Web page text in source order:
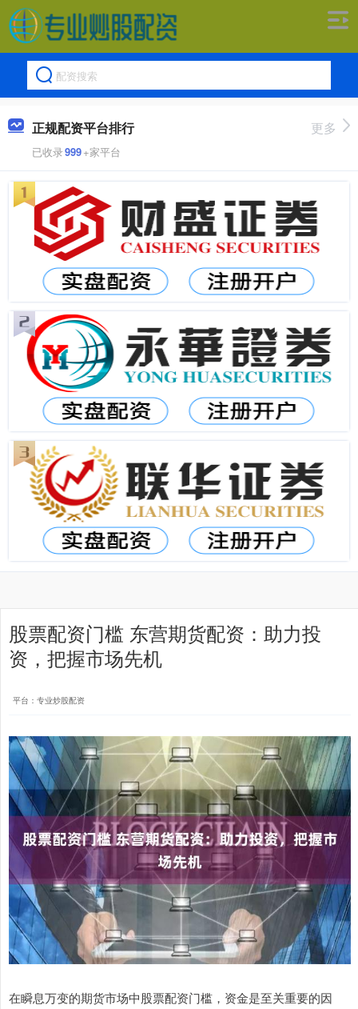
正规配资平台排行
已收录999+家平台
更多
股票配资门槛 东营期货配资：助力投
资，把握市场先机
平台：专业炒股配资
在瞬息万变的期货市场中股票配资门槛，资金是至关重要的因